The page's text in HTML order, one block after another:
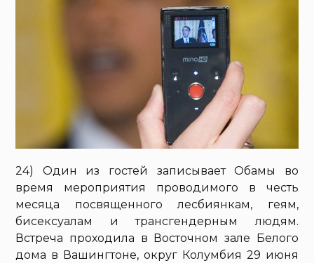
24) Один из гостей записывает Обамы во
время мероприятия проводимого в честь
месяца посвященного лесбиянкам, геям,
бисексуалам и трансгендерным людям.
Встреча проходила в Восточном зале Белого
дома в Вашингтоне, округ Колумбия 29 июня